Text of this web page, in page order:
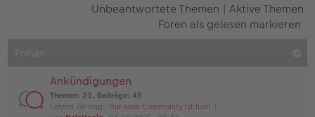
Unbeantwortete Themen | Aktive Themen
Foren als gelesen markieren
Ankündigungen
Themen: 23, Beiträge: 45
Letzter Beitrag: Die neue Community ist live!